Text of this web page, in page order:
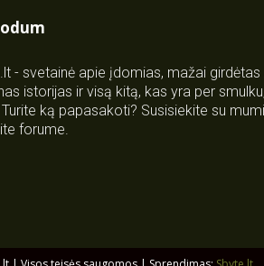
- svetainė apie įdomias, mažai
istorijas ir visą kitą, kas yra per
ką papasakoti? Susisiekite su
forume.